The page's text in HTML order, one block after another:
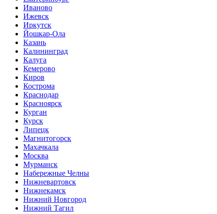
Иваново
Ижевск
Иркутск
Йошкар-Ола
Казань
Калининград
Калуга
Кемерово
Киров
Кострома
Краснодар
Красноярск
Курган
Курск
Липецк
Магнитогорск
Махачкала
Москва
Мурманск
Набережные Челны
Нижневартовск
Нижнекамск
Нижний Новгород
Нижний Тагил